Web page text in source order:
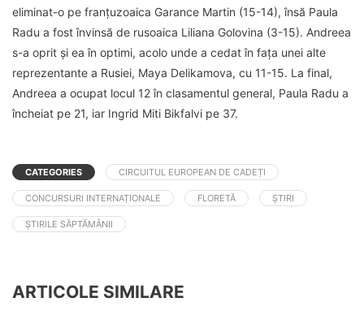
eliminat-o pe franțuzoaica Garance Martin (15-14), însă Paula
Radu a fost învinsă de rusoaica Liliana Golovina (3-15). Andreea
s-a oprit și ea în optimi, acolo unde a cedat în fața unei alte
reprezentante a Rusiei, Maya Delikamova, cu 11-15. La final,
Andreea a ocupat locul 12 în clasamentul general, Paula Radu a
încheiat pe 21, iar Ingrid Miti Bikfalvi pe 37.
CATEGORIES CIRCUITUL EUROPEAN DE CADEȚI
CONCURSURI INTERNAȚIONALE FLORETĂ ȘTIRI
ȘTIRILE SĂPTĂMÂNII
ARTICOLE SIMILARE